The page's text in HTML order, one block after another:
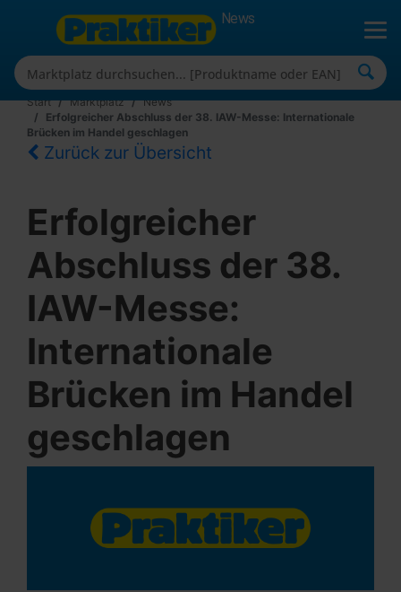
News
Start Marktplatz
News
Erfolgreicher Abschluss der 38. IAW-Messe: Internationale
Brücken im Handel geschlagen
Zurück zur Übersicht
Erfolgreicher
Abschluss der 38.
IAW-Messe:
Internationale
Brücken im Handel
geschlagen